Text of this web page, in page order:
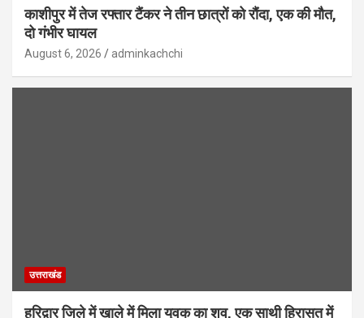
काशीपुर में तेज रफ्तार टैंकर ने तीन छात्रों को रौंदा, एक की मौत,
दो गंभीर घायल
August 6, 2026 adminkachchi
उत्तराखंड
हरिद्वार जिले में खाले में मिला युवक का शव, एक साथी हिरासत में